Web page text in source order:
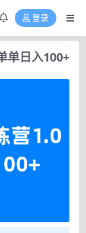
登录
单日入100+